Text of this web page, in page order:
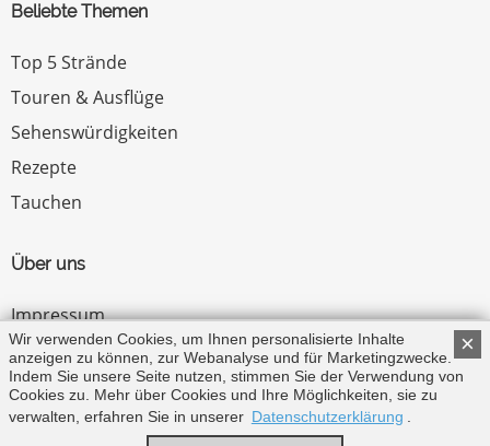
Beliebte Themen
Top 5 Strände
Touren & Ausflüge
Sehenswürdigkeiten
Rezepte
Tauchen
Über uns
Impressum
Datenschutz
Zum Menü ↑
© Copyright 2026 by Zypern.de
×
Wir verwenden Cookies, um Ihnen personalisierte Inhalte
anzeigen zu können, zur Webanalyse und für Marketingzwecke.
Indem Sie unsere Seite nutzen, stimmen Sie der Verwendung von
Cookies zu. Mehr über Cookies und Ihre Möglichkeiten, sie zu
verwalten, erfahren Sie in unserer Datenschutzerklärung